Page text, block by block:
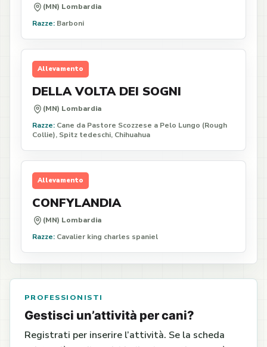
(MN) Lombardia
Razze: Barboni
Allevamento
DELLA VOLTA DEI SOGNI
(MN) Lombardia
Razze: Cane da Pastore Scozzese a Pelo Lungo (Rough
Collie), Spitz tedeschi, Chihuahua
Allevamento
CONFYLANDIA
(MN) Lombardia
Razze: Cavalier king charles spaniel
PROFESSIONISTI
Gestisci un’attività per cani?
Registrati per inserire l’attività. Se la scheda